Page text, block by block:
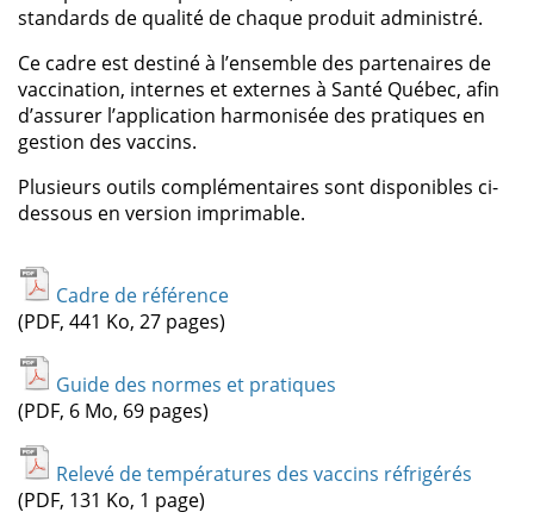
standards de qualité de chaque produit administré.
Ce cadre est destiné à l’ensemble des partenaires de
vaccination, internes et externes à Santé Québec, afin
d’assurer l’application harmonisée des pratiques en
gestion des vaccins.
Plusieurs outils complémentaires sont disponibles ci-
dessous en version imprimable.
Cadre de référence
(PDF, 441 Ko, 27 pages)
Guide des normes et pratiques
(PDF, 6 Mo, 69 pages)
Relevé de températures des vaccins réfrigérés
(PDF, 131 Ko, 1 page)